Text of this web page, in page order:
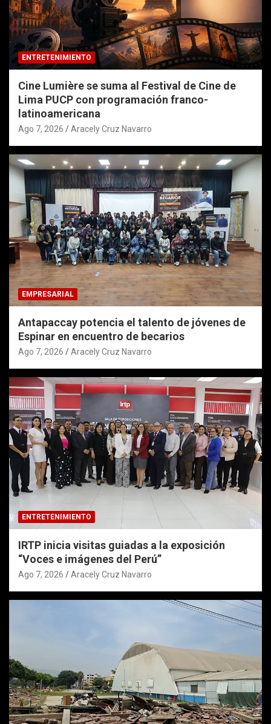
ENTRETENIMIENTO
Cine Lumière se suma al Festival de Cine de
Lima PUCP con programación franco-
latinoamericana
Ago 7, 2026 Aracely Cruz Navarro
EMPRESARIAL
Antapaccay potencia el talento de jóvenes de
Espinar en encuentro de becarios
Ago 7, 2026 Aracely Cruz Navarro
ENTRETENIMIENTO
IRTP inicia visitas guiadas a la exposición
“Voces e imágenes del Perú”
Ago 7, 2026 Aracely Cruz Navarro